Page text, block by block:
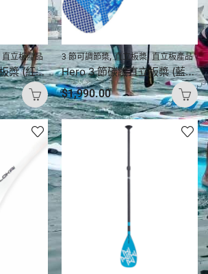
直立板產品
Hero 3 節碳纖直立板槳 (紅色)
3 節可調節槳,直立板槳,直立板產品
Hero 3 節碳纖直立板槳 (藍色)
$1,990.00